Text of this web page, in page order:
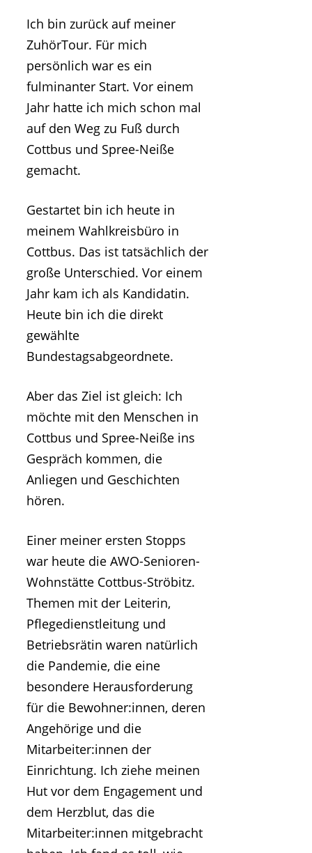
Ich bin zurück auf meiner
ZuhörTour. Für mich
persönlich war es ein
fulminanter Start. Vor einem
Jahr hatte ich mich schon mal
auf den Weg zu Fuß durch
Cottbus und Spree-Neiße
gemacht.
Gestartet bin ich heute in
meinem Wahlkreisbüro in
Cottbus. Das ist tatsächlich der
große Unterschied. Vor einem
Jahr kam ich als Kandidatin.
Heute bin ich die direkt
gewählte
Bundestagsabgeordnete.
Aber das Ziel ist gleich: Ich
möchte mit den Menschen in
Cottbus und Spree-Neiße ins
Gespräch kommen, die
Anliegen und Geschichten
hören.
Einer meiner ersten Stopps
war heute die AWO-Senioren-
Wohnstätte Cottbus-Ströbitz.
Themen mit der Leiterin,
Pflegedienstleitung und
Betriebsrätin waren natürlich
die Pandemie, die eine
besondere Herausforderung
für die Bewohner:innen, deren
Angehörige und die
Mitarbeiter:innen der
Einrichtung. Ich ziehe meinen
Hut vor dem Engagement und
dem Herzblut, das die
Mitarbeiter:innen mitgebracht